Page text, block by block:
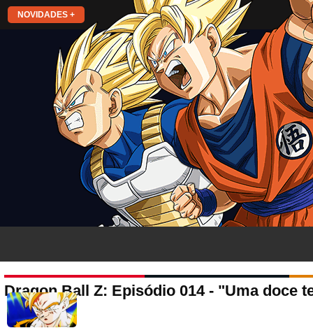
NOVIDADES +
Dragon Ball Z: Episódio 014 - "Uma doce